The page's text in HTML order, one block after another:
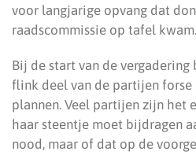
voor langjarige opvang dat
raadscommissie op tafel kwam.
Bij de start van de
flink deel van de partijen
plannen. Veel partijen zijn het
haar steentje moet bijdragen
nood, maar of dat op de